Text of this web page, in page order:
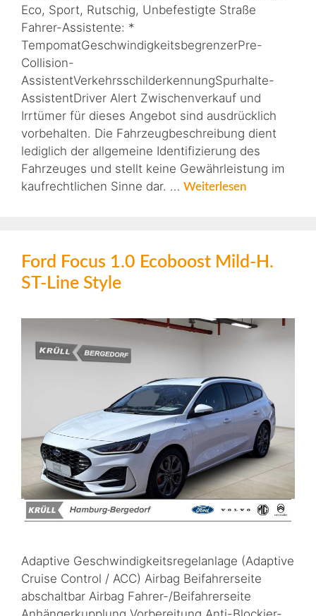
Eco, Sport, Rutschig, Unbefestigte Straße
Fahrer-Assistente: *
TempomatGeschwindigkeitsbegrenzerPre-
Collision-
AssistentVerkehrsschilderkennungSpurhalte-
AssistentDriver Alert Zwischenverkauf und
Irrtümer für dieses Angebot sind ausdrücklich
vorbehalten. Die Fahrzeugbeschreibung dient
lediglich der allgemeine Identifizierung des
Fahrzeuges und stellt keine Gewährleistung im
kaufrechtlichen Sinne dar. … Weiterlesen
Ford Focus 1.0 Ecoboost Mild-H.
ST-Line Style
Adaptive Geschwindigkeitsregelanlage (Adaptive
Cruise Control / ACC) Airbag Beifahrerseite
abschaltbar Airbag Fahrer-/Beifahrerseite